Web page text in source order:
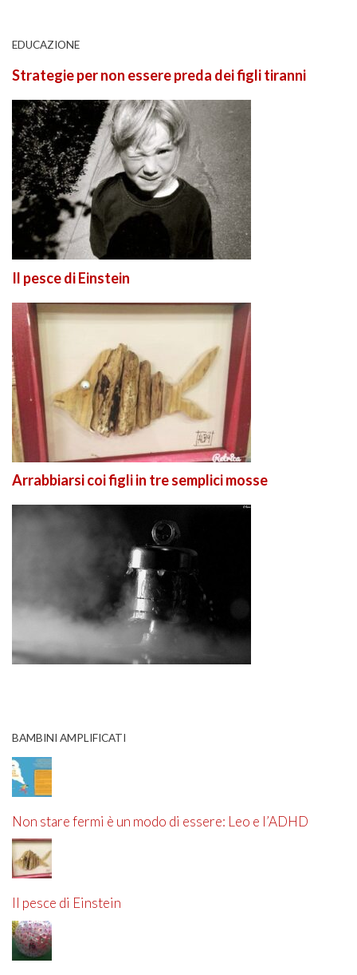
EDUCAZIONE
Strategie per non essere preda dei figli tiranni
Il pesce di Einstein
Arrabbiarsi coi figli in tre semplici mosse
BAMBINI AMPLIFICATI
Non stare fermi è un modo di essere: Leo e l’ADHD
Il pesce di Einstein